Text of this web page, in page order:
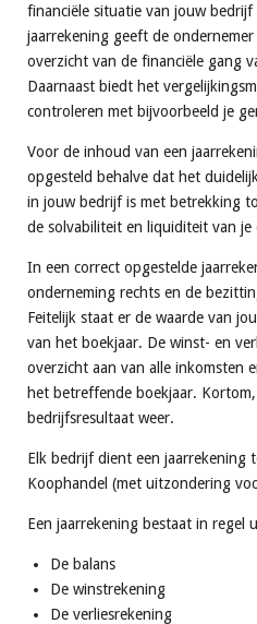
financiële situatie van jouw
jaarrekening geeft de
overzicht van de financiële gang
Daarnaast biedt het
controleren met bijvoorbeeld je
Voor de inhoud van een
opgesteld behalve dat het
in jouw bedrijf is met betrekking
de solvabiliteit en liquiditeit van je
In een correct opgestelde
onderneming rechts en de
Feitelijk staat er de waarde van
van het boekjaar. De winst- en
overzicht aan van alle inkomsten
het betreffende boekjaar.
bedrijfsresultaat weer.
Elk bedrijf dient een jaarrekening
Koophandel (met uitzondering
Een jaarrekening bestaat in regel
De balans
De winstrekening
De verliesrekening